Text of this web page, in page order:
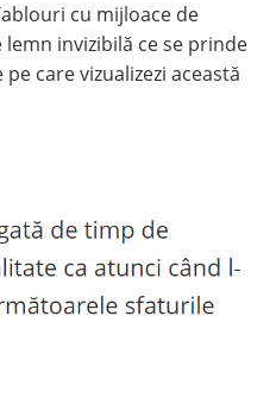
cu mijloace de
invizibilă ce se prinde
care vizualizezi această